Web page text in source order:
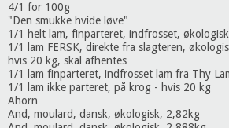
4/1 for 100g
"Den smukke hvide løve"
1/1 helt lam, finparteret, indfrosset,
1/1 lam FERSK, direkte fra slagteren,
hvis 20 kg, skal afhentes
1/1 lam finparteret, indfrosset lam fra Thy
1/1 lam ikke parteret, på krog - hvis 20 kg
Ahorn
And, moulard, dansk, økologisk, 2,82kg